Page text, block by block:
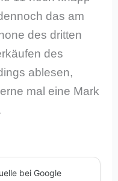
das am
des dritten
des
ablesen,
mal eine Mark
bei Google